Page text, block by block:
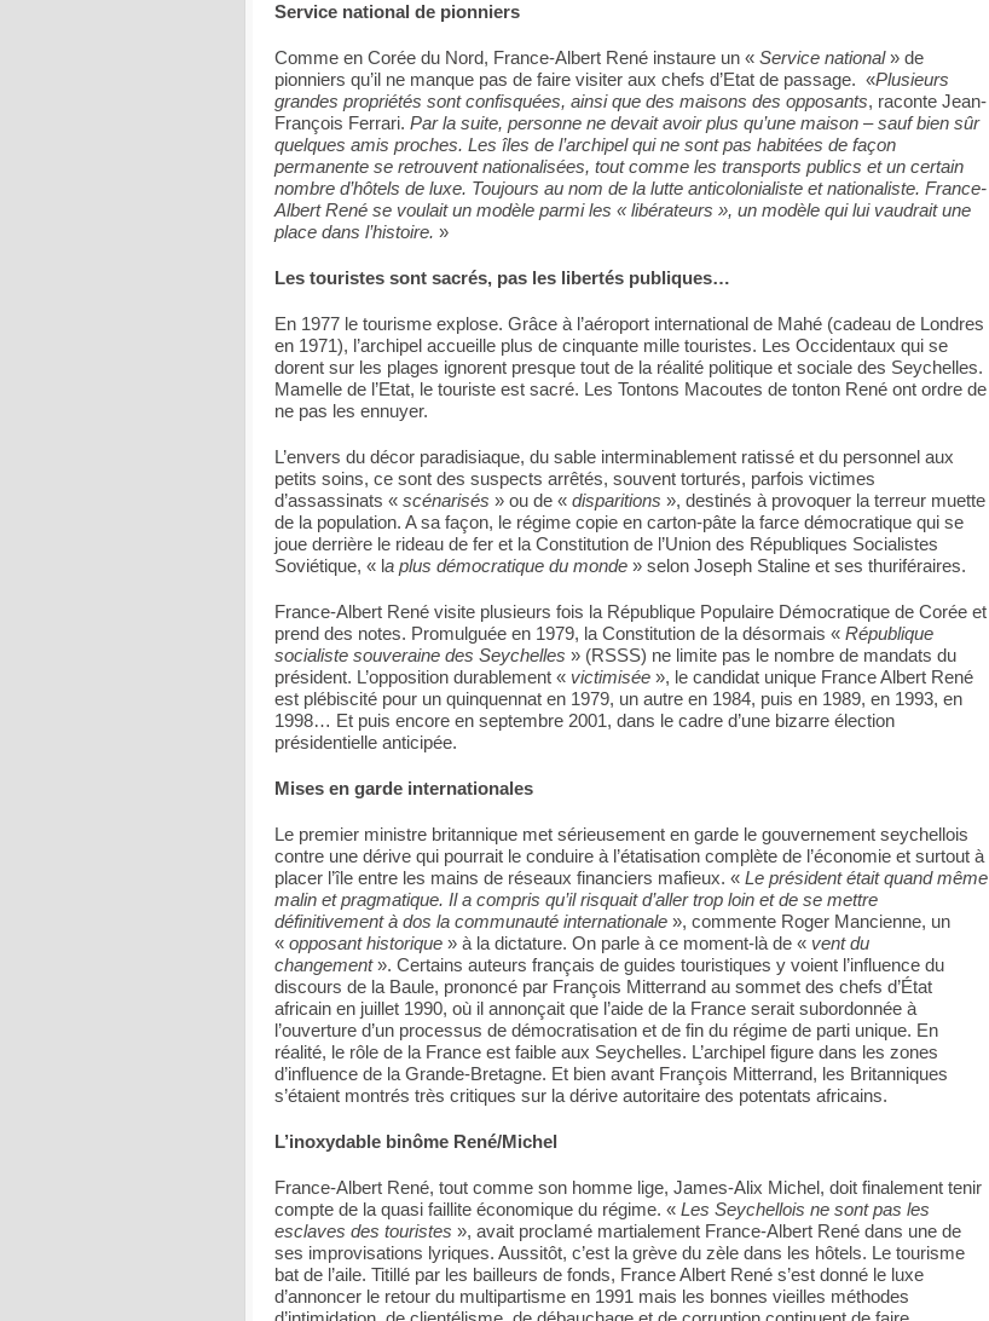
Service national de pionniers
Comme en Corée du Nord, France-Albert René instaure un « Service national» de
pionniers qu’il ne manque pas de faire visiter aux chefs d’Etat de passage. «Plusieurs
grandes propriétés sont confisquées, ainsi que des maisons des opposants, raconte Jean-
François Ferrari. Par la suite, personne ne devait avoir plus qu’une maison – sauf bien sûr
quelques amis proches. Les îles de l’archipel qui ne sont pas habitées de façon
permanente se retrouvent nationalisées, tout comme les transports publics et un certain
nombre d’hôtels de luxe. Toujours au nom de la lutte anticolonialiste et nationaliste. France-
Albert René se voulait un modèle parmi les « libérateurs », un modèle qui lui vaudrait une
place dans l’histoire. »
Les touristes sont sacrés, pas les libertés publiques…
En 1977 le tourisme explose. Grâce à l’aéroport international de Mahé (cadeau de Londres
en 1971), l’archipel accueille plus de cinquante mille touristes. Les Occidentaux qui se
dorent sur les plages ignorent presque tout de la réalité politique et sociale des Seychelles.
Mamelle de l’Etat, le touriste est sacré. Les Tontons Macoutes de tonton René ont ordre de
ne pas les ennuyer.
L’envers du décor paradisiaque, du sable interminablement ratissé et du personnel aux
petits soins, ce sont des suspects arrêtés, souvent torturés, parfois victimes
d’assassinats « scénarisés » ou de « disparitions », destinés à provoquer la terreur muette
de la population. A sa façon, le régime copie en carton-pâte la farce démocratique qui se
joue derrière le rideau de fer et la Constitution de l’Union des Républiques Socialistes
Soviétique, « la plus démocratique du monde » selon Joseph Staline et ses thuriféraires.
France-Albert René visite plusieurs fois la République Populaire Démocratique de Corée et
prend des notes. Promulguée en 1979, la Constitution de la désormais « République
socialiste souveraine des Seychelles » (RSSS) ne limite pas le nombre de mandats du
président. L’opposition durablement « victimisée », le candidat unique France Albert René
est plébiscité pour un quinquennat en 1979, un autre en 1984, puis en 1989, en 1993, en
1998… Et puis encore en septembre 2001, dans le cadre d’une bizarre élection
présidentielle anticipée.
Mises en garde internationales
Le premier ministre britannique met sérieusement en garde le gouvernement seychellois
contre une dérive qui pourrait le conduire à l’étatisation complète de l’économie et surtout à
placer l’île entre les mains de réseaux financiers mafieux. « Le président était quand même
malin et pragmatique. Il a compris qu’il risquait d’aller trop loin et de se mettre
définitivement à dos la communauté internationale », commente Roger Mancienne, un
« opposant historique » à la dictature. On parle à ce moment-là de « vent du
changement». Certains auteurs français de guides touristiques y voient l’influence du
discours de la Baule, prononcé par François Mitterrand au sommet des chefs d’État
africain en juillet 1990, où il annonçait que l’aide de la France serait subordonnée à
l’ouverture d’un processus de démocratisation et de fin du régime de parti unique. En
réalité, le rôle de la France est faible aux Seychelles. L’archipel figure dans les zones
d’influence de la Grande-Bretagne. Et bien avant François Mitterrand, les Britanniques
s’étaient montrés très critiques sur la dérive autoritaire des potentats africains.
L’inoxydable binôme René/Michel
France-Albert René, tout comme son homme lige, James-Alix Michel, doit finalement tenir
compte de la quasi faillite économique du régime. « Les Seychellois ne sont pas les
esclaves des touristes », avait proclamé martialement France-Albert René dans une de
ses improvisations lyriques. Aussitôt, c’est la grève du zèle dans les hôtels. Le tourisme
bat de l’aile. Titillé par les bailleurs de fonds, France Albert René s’est donné le luxe
d’annoncer le retour du multipartisme en 1991 mais les bonnes vieilles méthodes